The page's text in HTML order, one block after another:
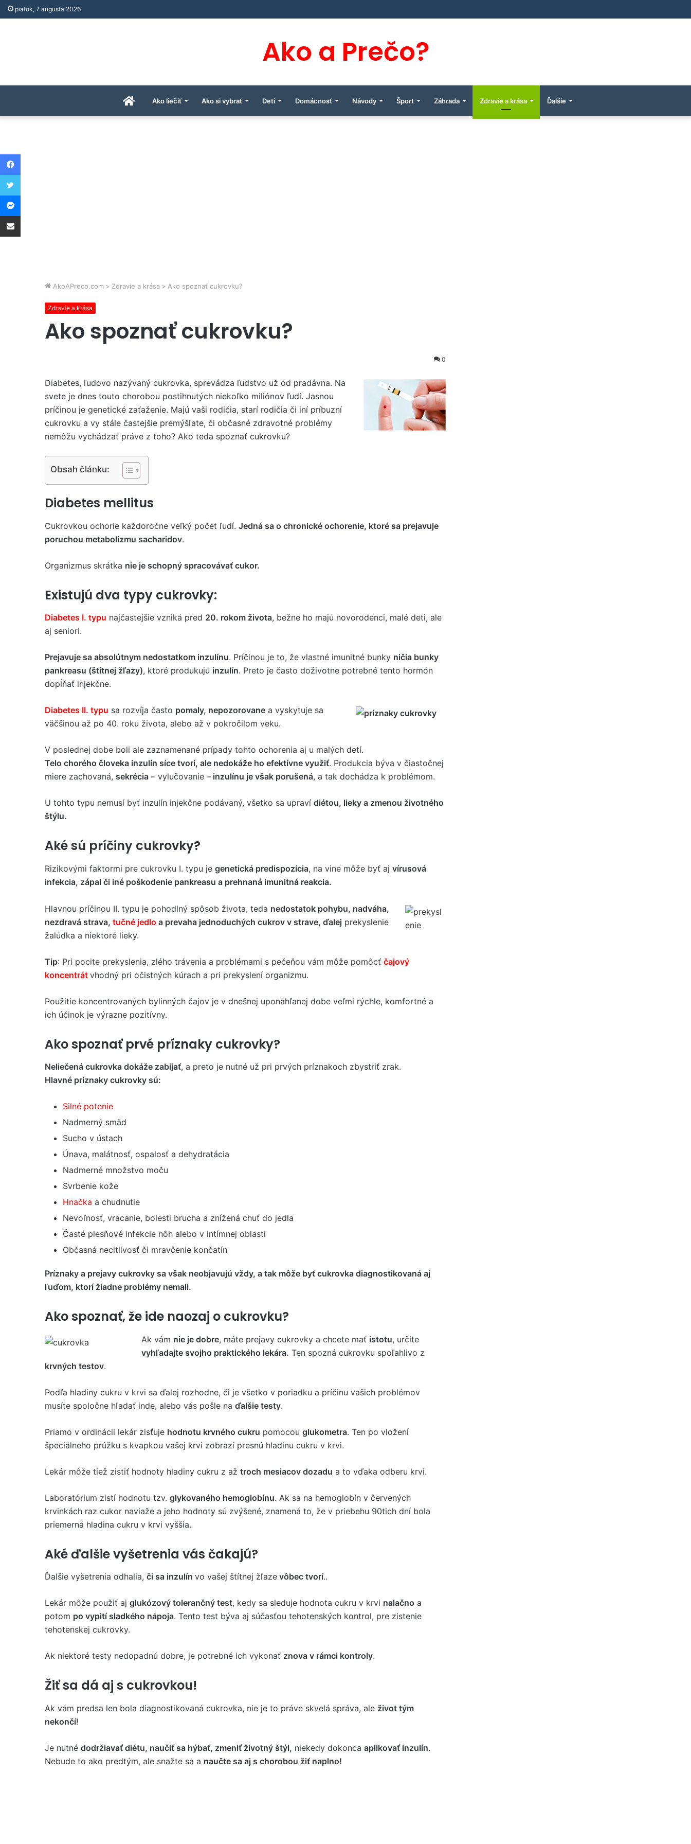
piatok, 7 augusta 2026
Ako a Prečo?
ÚvodnáAko liečiť Ako si vybrať Deti Domácnosť Návody Šport Záhrada Zdravie a krása Ďalšie
AkoAPreco.com > Zdravie a krása > Ako spoznať cukrovku?
Zdravie a krása
Ako spoznať cukrovku?
0
Diabetes, ľudovo nazývaný cukrovka, sprevádza ľudstvo už od pradávna. Na
svete je dnes touto chorobou postihnutých niekoľko miliónov ľudí. Jasnou
príčinou je genetické zaťaženie. Majú vaši rodičia, starí rodičia či iní príbuzní
cukrovku a vy stále častejšie premýšľate, či občasné zdravotné problémy
nemôžu vychádzať práve z toho? Ako teda spoznať cukrovku?
Obsah článku:
Diabetes mellitus
Cukrovkou ochorie každoročne veľký počet ľudí. Jedná sa o chronické ochorenie, ktoré sa prejavuje
poruchou metabolizmu sacharidov.
Organizmus skrátka nie je schopný spracovávať cukor.
Existujú dva typy cukrovky:
Diabetes I. typu najčastejšie vzniká pred 20. rokom života, bežne ho majú novorodenci, malé deti, ale
aj seniori.
Prejavuje sa absolútnym nedostatkom inzulínu. Príčinou je to, že vlastné imunitné bunky ničia bunky
pankreasu (štítnej žľazy), ktoré produkujú inzulín. Preto je často doživotne potrebné tento hormón
dopĺňať injekčne.
Diabetes II. typu sa rozvíja často pomaly, nepozorovane a vyskytuje sa
väčšinou až po 40. roku života, alebo až v pokročilom veku.
V poslednej dobe boli ale zaznamenané prípady tohto ochorenia aj u malých detí.
Telo chorého človeka inzulín síce tvorí, ale nedokáže ho efektívne využiť. Produkcia býva v čiastočnej
miere zachovaná, sekrécia – vylučovanie – inzulínu je však porušená, a tak dochádza k problémom.
U tohto typu nemusí byť inzulín injekčne podávaný, všetko sa upraví diétou, lieky a zmenou životného
štýlu.
Aké sú príčiny cukrovky?
Rizikovými faktormi pre cukrovku I. typu je genetická predispozícia, na vine môže byť aj vírusová
infekcia, zápal či iné poškodenie pankreasu a prehnaná imunitná reakcia.
Hlavnou príčinou II. typu je pohodlný spôsob života, teda nedostatok pohybu, nadváha,
nezdravá strava, tučné jedlo a prevaha jednoduchých cukrov v strave, ďalej prekyslenie
žalúdka a niektoré lieky.
Tip: Pri pocite prekyslenia, zlého trávenia a problémami s pečeňou vám môže pomôcť čajový
koncentrát vhodný pri očistných kúrach a pri prekyslení organizmu.
Použitie koncentrovaných bylinných čajov je v dnešnej uponáhľanej dobe veľmi rýchle, komfortné a
ich účinok je výrazne pozitívny.
Ako spoznať prvé príznaky cukrovky?
Neliečená cukrovka dokáže zabíjať, a preto je nutné už pri prvých príznakoch zbystriť zrak.
Hlavné príznaky cukrovky sú:
Silné potenie
Nadmerný smäd
Sucho v ústach
Únava, malátnosť, ospalosť a dehydratácia
Nadmerné množstvo moču
Svrbenie kože
Hnačka a chudnutie
Nevoľnosť, vracanie, bolesti brucha a znížená chuť do jedla
Časté plesňové infekcie nôh alebo v intímnej oblasti
Občasná necitlivosť či mravčenie končatín
Príznaky a prejavy cukrovky sa však neobjavujú vždy, a tak môže byť cukrovka diagnostikovaná aj
ľuďom, ktorí žiadne problémy nemali.
Ako spoznať, že ide naozaj o cukrovku?
Ak vám nie je dobre, máte prejavy cukrovky a chcete mať istotu, určite
vyhľadajte svojho praktického lekára. Ten spozná cukrovku spoľahlivo z
krvných testov.
Podľa hladiny cukru v krvi sa ďalej rozhodne, či je všetko v poriadku a príčinu vašich problémov
musíte spoločne hľadať inde, alebo vás pošle na ďalšie testy.
Priamo v ordinácii lekár zisťuje hodnotu krvného cukru pomocou glukometra. Ten po vložení
špeciálneho prúžku s kvapkou vašej krvi zobrazí presnú hladinu cukru v krvi.
Lekár môže tiež zistiť hodnoty hladiny cukru z až troch mesiacov dozadu a to vďaka odberu krvi.
Laboratórium zistí hodnotu tzv. glykovaného hemoglobínu. Ak sa na hemoglobín v červených
krvinkách raz cukor naviaže a jeho hodnoty sú zvýšené, znamená to, že v priebehu 90tich dní bola
priemerná hladina cukru v krvi vyššia.
Aké ďalšie vyšetrenia vás čakajú?
Ďalšie vyšetrenia odhalia, či sa inzulín vo vašej štítnej žľaze vôbec tvorí..
Lekár môže použiť aj glukózový tolerančný test, kedy sa sleduje hodnota cukru v krvi nalačno a
potom po vypití sladkého nápoja. Tento test býva aj súčasťou tehotenských kontrol, pre zistenie
tehotenskej cukrovky.
Ak niektoré testy nedopadnú dobre, je potrebné ich vykonať znova v rámci kontroly.
Žiť sa dá aj s cukrovkou!
Ak vám predsa len bola diagnostikovaná cukrovka, nie je to práve skvelá správa, ale život tým
nekončí!
Je nutné dodržiavať diétu, naučiť sa hýbať, zmeniť životný štýl, niekedy dokonca aplikovať inzulín.
Nebude to ako predtým, ale snažte sa a naučte sa aj s chorobou žiť naplno!
Facebook
Twitter
Messenger
Share via Email